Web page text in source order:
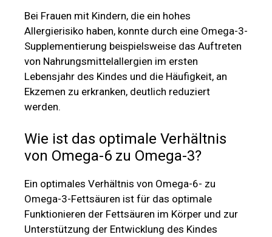
Bei Frauen mit Kindern, die ein hohes
Allergierisiko haben, konnte durch eine Omega-3-
Supplementierung beispielsweise das Auftreten
von Nahrungsmittelallergien im ersten
Lebensjahr des Kindes und die Häufigkeit, an
Ekzemen zu erkranken, deutlich reduziert
werden.
Wie ist das optimale Verhältnis
von Omega-6 zu Omega-3?
Ein optimales Verhältnis von Omega-6- zu
Omega-3-Fettsäuren ist für das optimale
Funktionieren der Fettsäuren im Körper und zur
Unterstützung der Entwicklung des Kindes